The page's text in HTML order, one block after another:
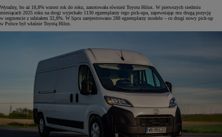
Wyraźny, bo aż 18,8% wzrost rok do roku, zanotowała również Toyota Hilux. W pierwszych siedmiu
miesiącach 2025 roku na drogi wyjechało 1130 egzemplarzy tego pick-upa, zapewniając mu drugą pozycję
w segmencie z udziałem 32,8%. W lipcu zarejestrowano 288 egzemplarzy modelu – co drugi nowy pick-up
w Polsce był właśnie Toyotą Hilux.